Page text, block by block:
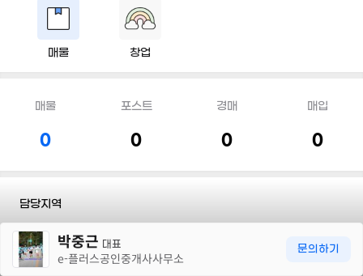
매물 창업
매물
0
포스트
0
경매
0
매입
0
담당지역
전화 박중근 대표
e-플러스공인중개사사무소
문의하기